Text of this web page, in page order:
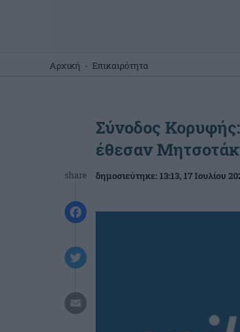
Αρχική - Επικαιρότητα
share
Σύνοδος
έθεσαν
δημοσιεύτηκε:13:13, 17 Ιουλίου